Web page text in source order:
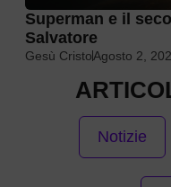
Superman e il
Salvatore
Gesù CristoAgosto 2,
Notizie